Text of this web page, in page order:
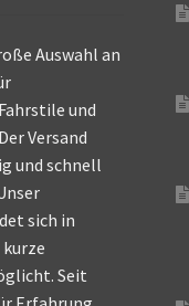
Auswahl an
und
Versand
und schnell
sich in
Seit